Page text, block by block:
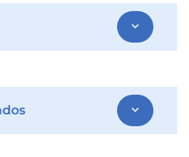
expand_more
expand_more